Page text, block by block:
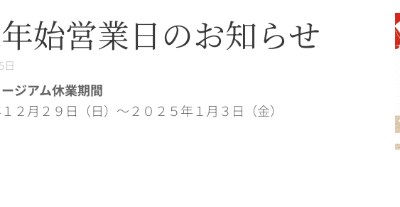
始営業日のお知らせ
日
ジアム休業期間
２月２９日（日）～２０２５年１月３日（金）